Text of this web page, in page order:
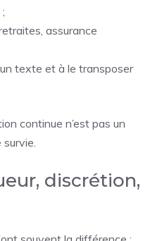
assurance
texte et à le transposer
continue n’est pas un
survie.
discrétion,